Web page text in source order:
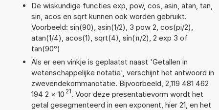
De wiskundige functies exp, pow, cos, asin, atan, tan,
sin, acos en sqrt kunnen ook worden gebruikt.
Voorbeeld: sin(90), asin(1/2), 3 pow 2, cos(pi/2),
atan(1/4), acos(1), sqrt(4), sin(π/2), 2 exp 3 of
tan(90°)
Als er een vinkje is geplaatst naast 'Getallen in
wetenschappelijke notatie', verschijnt het antwoord in
zwevendekommanotatie. Bijvoorbeeld, 2,119 481 462
194 2 × 10 21. Voor deze presentatievorm wordt het
getal gesegmenteerd in een exponent, hier 21, en het